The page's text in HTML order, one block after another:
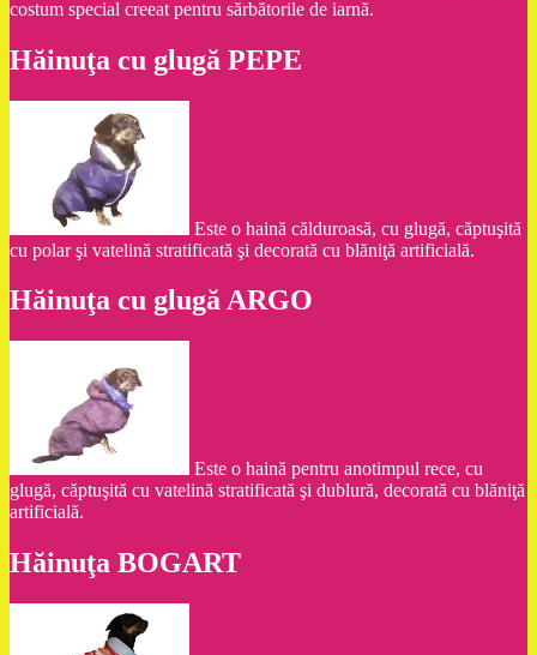
costum special creeat pentru sărbătorile de iarnă.
Hăinuţa cu glugă PEPE
Este o haină călduroasă, cu glugă, căptuşită
cu polar şi vatelină stratificată şi decorată cu blăniţă artificială.
Hăinuţa cu glugă ARGO
Este o haină pentru anotimpul rece, cu
glugă, căptuşită cu vatelină stratificată şi dublură, decorată cu blăniţă
artificială.
Hăinuţa BOGART